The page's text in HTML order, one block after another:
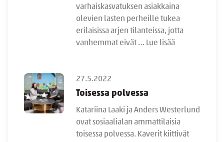
varhaiskasvatuksen asiakkaina
olevien lasten perheille tukea
erilaisissa arjen tilanteissa, jotta
vanhemmat eivät … Lue lisää
27.5.2022
Toisessa polvessa
Katariina Laaki ja Anders Westerlund
ovat sosiaalialan ammattilaisia
toisessa polvessa. Kaverit kiittivät